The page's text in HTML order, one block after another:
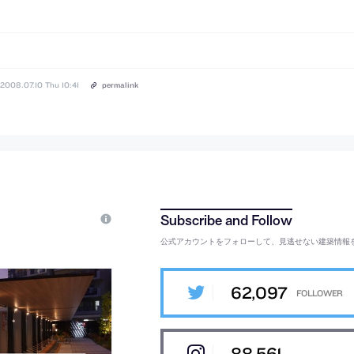
2008.07.10 Thu 10:41 permalink
公式アカウントをフォローして、見逃せない建築情報
62,097